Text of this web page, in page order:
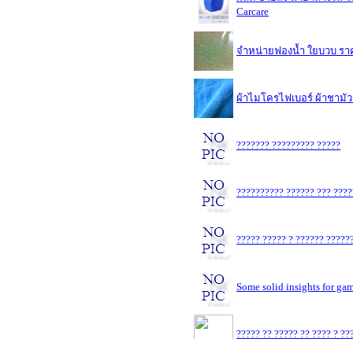
Carcare
จำหน่ายฟองน้ำ ใยบวบ รา
ผ้าไมโครไฟเบอร์ ผ้าชามั
??????? ????????? ?????
?????????? ?????? ???
????? ????? ? ??????
Some solid insights for
????? ?? ????? ?? ???? ?